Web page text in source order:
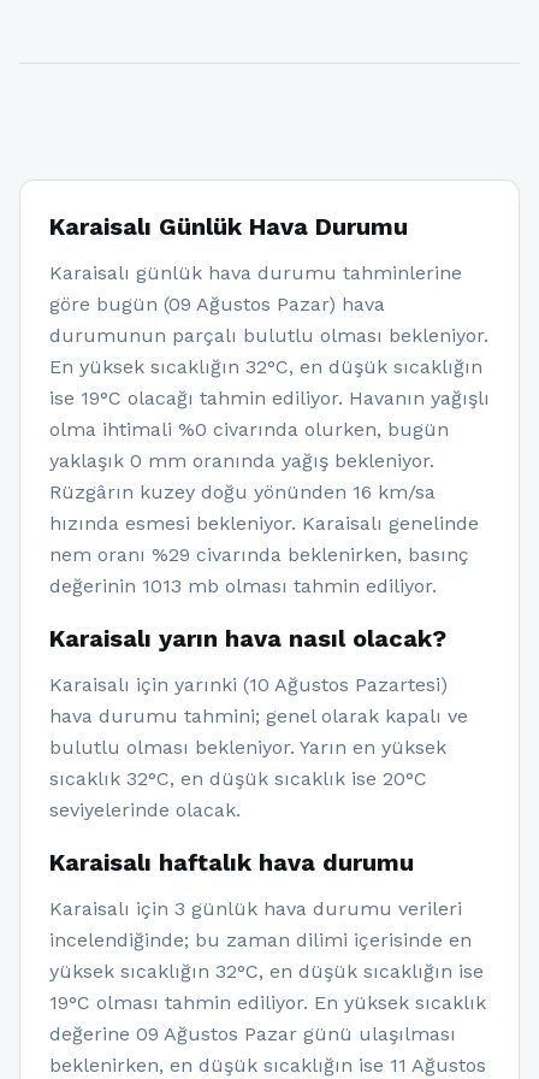
Karaisalı Günlük Hava Durumu
Karaisalı günlük hava durumu tahminlerine
göre bugün (09 Ağustos Pazar) hava
durumunun parçalı bulutlu olması bekleniyor.
En yüksek sıcaklığın 32°C, en düşük sıcaklığın
ise 19°C olacağı tahmin ediliyor. Havanın yağışlı
olma ihtimali %0 civarında olurken, bugün
yaklaşık 0 mm oranında yağış bekleniyor.
Rüzgârın kuzey doğu yönünden 16 km/sa
hızında esmesi bekleniyor. Karaisalı genelinde
nem oranı %29 civarında beklenirken, basınç
değerinin 1013 mb olması tahmin ediliyor.
Karaisalı yarın hava nasıl olacak?
Karaisalı için yarınki (10 Ağustos Pazartesi)
hava durumu tahmini; genel olarak kapalı ve
bulutlu olması bekleniyor. Yarın en yüksek
sıcaklık 32°C, en düşük sıcaklık ise 20°C
seviyelerinde olacak.
Karaisalı haftalık hava durumu
Karaisalı için 3 günlük hava durumu verileri
incelendiğinde; bu zaman dilimi içerisinde en
yüksek sıcaklığın 32°C, en düşük sıcaklığın ise
19°C olması tahmin ediliyor. En yüksek sıcaklık
değerine 09 Ağustos Pazar günü ulaşılması
beklenirken, en düşük sıcaklığın ise 11 Ağustos